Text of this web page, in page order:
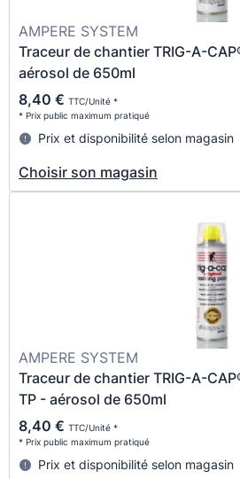
AMPERE SYSTEM
Traceur de chantier TRIG-A-
aérosol de 650ml
8,40 € TTC/Unité *
* Prix public maximum pratiqué
Prix et disponibilité selon magasin
Choisir son magasin
AMPERE SYSTEM
Traceur de chantier TRIG-A-
TP - aérosol de 650ml
8,40 € TTC/Unité *
* Prix public maximum pratiqué
Prix et disponibilité selon magasin